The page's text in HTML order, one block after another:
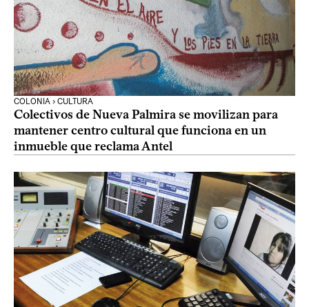
COLONIA › CULTURA
Colectivos de Nueva Palmira se movilizan para
mantener centro cultural que funciona en un
inmueble que reclama Antel